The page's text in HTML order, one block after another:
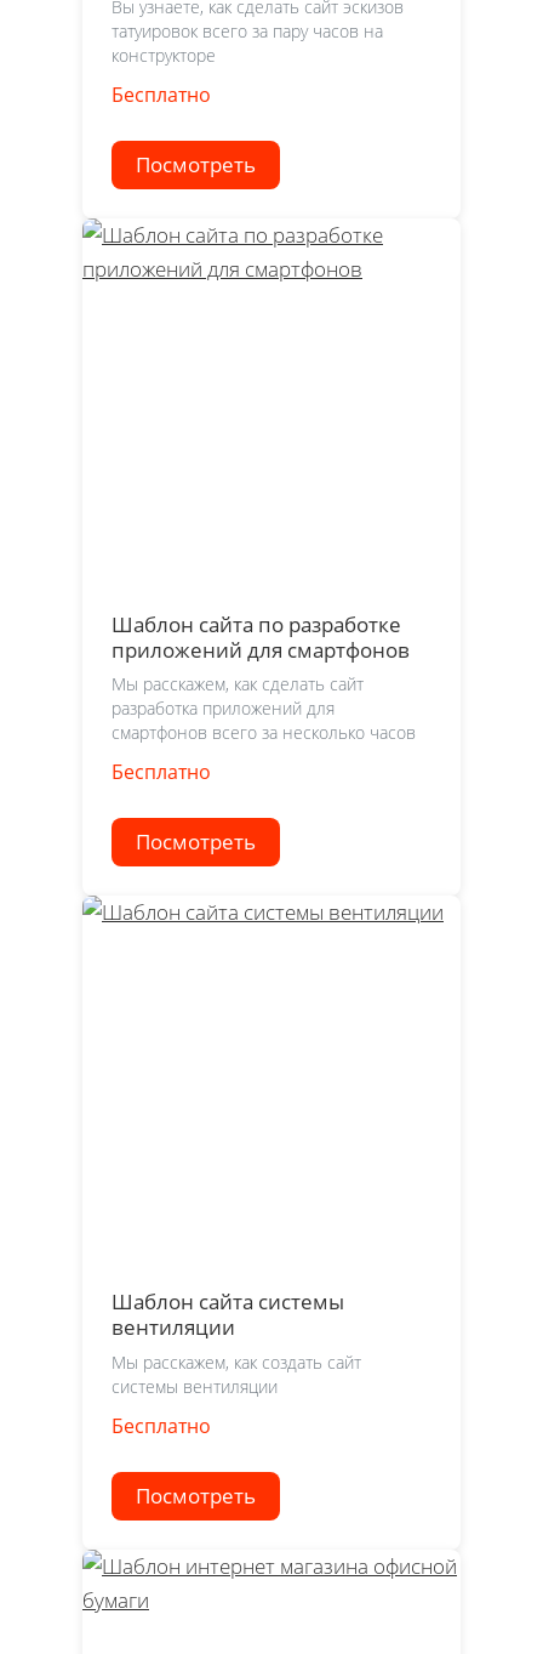
Вы узнаете, как сделать сайт эскизов
татуировок всего за пару часов на
конструкторе
Бесплатно
Посмотреть
Шаблон сайта по разработке
приложений для смартфонов
Мы расскажем, как сделать сайт
разработка приложений для
смартфонов всего за несколько часов
Бесплатно
Посмотреть
Шаблон сайта системы
вентиляции
Мы расскажем, как создать сайт
системы вентиляции
Бесплатно
Посмотреть